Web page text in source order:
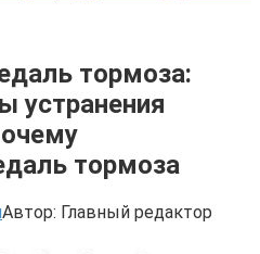
тормоза:
устранения
тормоза
Автор: Главный редактор